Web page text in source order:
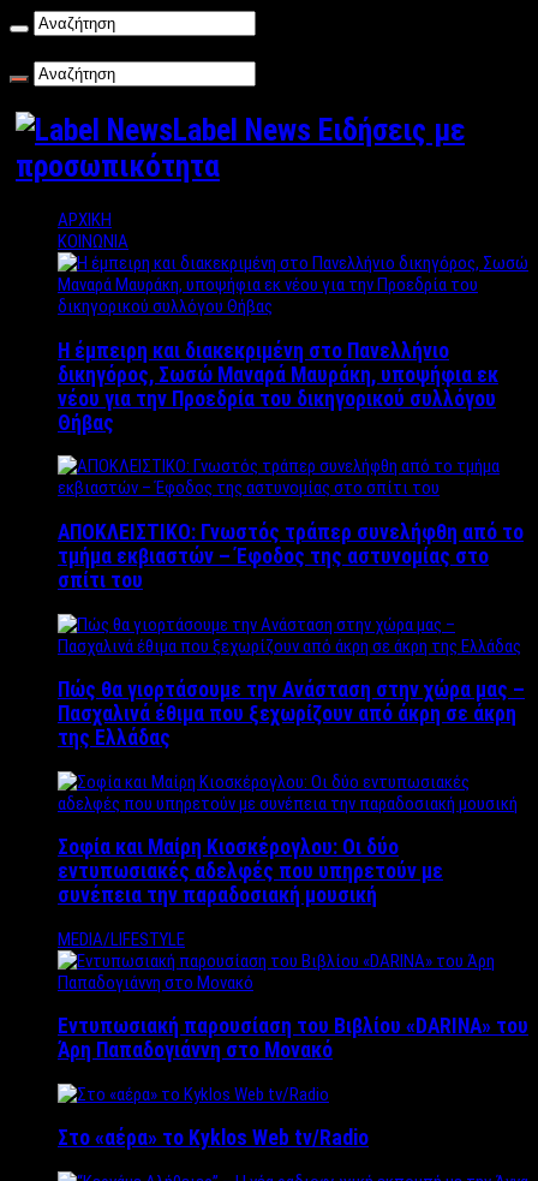
Label News Ειδήσεις με
προσωπικότητα
ΑΡΧΙΚΗ
ΚΟΙΝΩΝΙΑ
Η έμπειρη και διακεκριμένη στο Πανελλήνιο
δικηγόρος, Σωσώ Μαναρά Μαυράκη, υποψήφια εκ
νέου για την Προεδρία του δικηγορικού συλλόγου
Θήβας
ΑΠΟΚΛΕΙΣΤΙΚΟ: Γνωστός τράπερ συνελήφθη από το
τμήμα εκβιαστών – Έφοδος της αστυνομίας στο
σπίτι του
Πώς θα γιορτάσουμε την Ανάσταση στην χώρα μας –
Πασχαλινά έθιμα που ξεχωρίζουν από άκρη σε άκρη
της Ελλάδας
Σοφία και Μαίρη Κιοσκέρογλου: Οι δύο
εντυπωσιακές αδελφές που υπηρετούν με
συνέπεια την παραδοσιακή μουσική
MEDIA/LIFESTYLE
Εντυπωσιακή παρουσίαση του Βιβλίου «DARINA» του
Άρη Παπαδογιάννη στο Μονακό
Στο «αέρα» το Kyklos Web tv/Radio